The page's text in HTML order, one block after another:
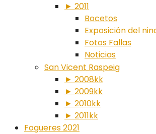
► 2011
Bocetos
Exposición del
Fotos Fallas
Noticias
San Vicent Raspeig
► 2008kk
► 2009kk
► 2010kk
► 2011kk
Fogueres 2021